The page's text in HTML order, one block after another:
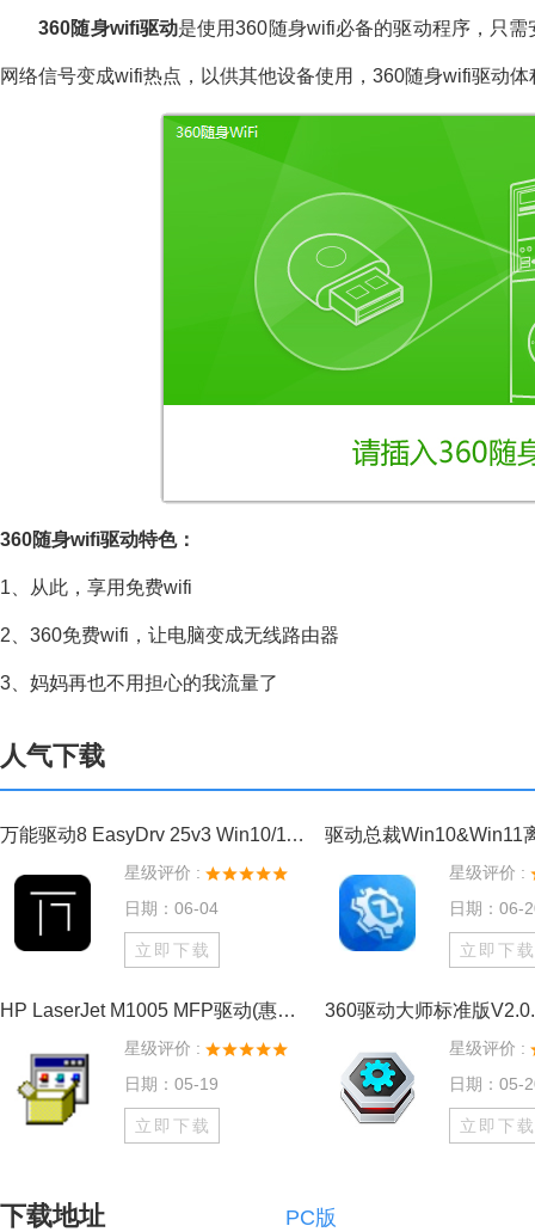
360随身wifi驱动是使用360随身wifi必备的驱动程序，只
网络信号变成wifi热点，以供其他设备使用，360随身wifi驱动
360随身wifi驱动特色：
1、从此，享用免费wifi
2、360免费wifi，让电脑变成无线路由器
3、妈妈再也不用担心的我流量了
人气下载
万能驱动8 EasyDrv 25v3 Win10/11离线驱动包
星级评价 :
日期：06-04
立即下载
驱动总裁Win10&Win11
星级评价 :
日期：06-
立即下载
HP LaserJet M1005 MFP驱动(惠普m1005打印机驱动) V2.7.7 官方版
星级评价 :
日期：05-19
立即下载
360驱动大师标准版
星级评价 :
日期：05-
立即下载
下载地址 PC版